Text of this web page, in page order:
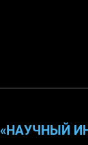
«НАУЧНЫЙ